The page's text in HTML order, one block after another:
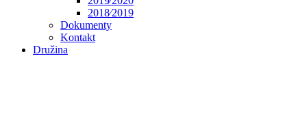
2018⁄2019
Dokumenty
Kontakt
Družina